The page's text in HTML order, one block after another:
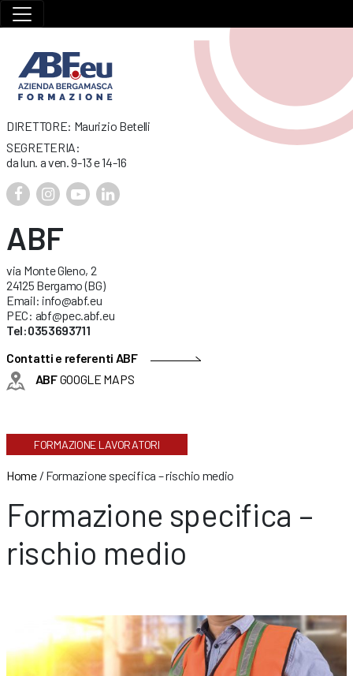
DIRETTORE: Maurizio Betelli
SEGRETERIA:
da lun. a ven. 9-13 e 14-16
ABF
via Monte Gleno, 2
24125 Bergamo (BG)
Email: info@abf.eu
PEC: abf@pec.abf.eu
Tel:0353693711
Contatti e referenti ABF
ABFGOOGLE MAPS
FORMAZIONE LAVORATORI
Home/ Formazione specifica – rischio medio
Formazione specifica –
rischio medio